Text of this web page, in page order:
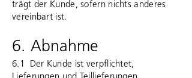
trägt der Kunde, sofern nichts anderes
vereinbart ist.
6. Abnahme
6.1 Der Kunde ist verpflichtet,